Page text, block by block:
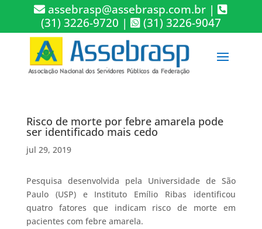
assebrasp@assebrasp.com.br |
(31) 3226-9720 | (31) 3226-9047
Risco de morte por febre amarela pode
ser identificado mais cedo
jul 29, 2019
Pesquisa desenvolvida pela Universidade de São
Paulo (USP) e Instituto Emílio Ribas identificou
quatro fatores que indicam risco de morte em
pacientes com febre amarela.